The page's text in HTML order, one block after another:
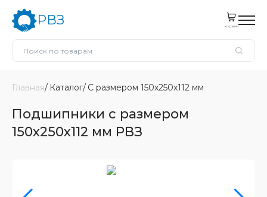
РВЗ корзина
Главная Каталог С размером 150x250x112 мм
Подшипники с размером
150x250x112 мм РВЗ